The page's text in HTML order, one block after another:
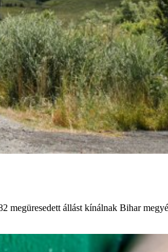
megüresedett állást kínálnak Bihar